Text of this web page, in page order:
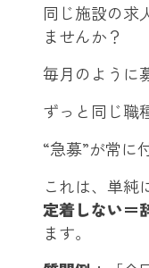
同じ施設の求
ませんか？
毎月のように
ずっと同じ職
“急募”が常に
これは、単純
定着しない＝
ます。